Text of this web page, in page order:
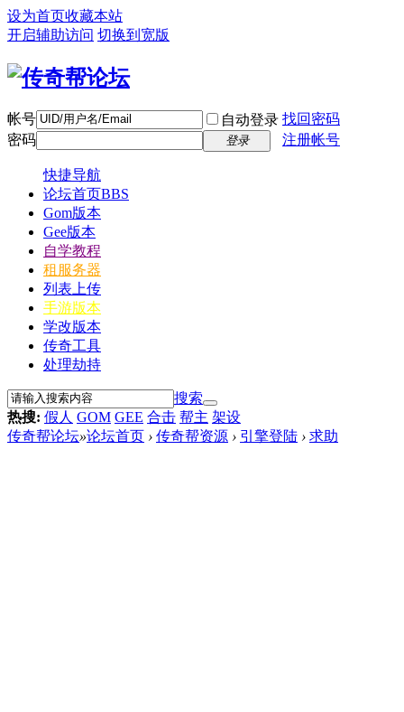
设为首页收藏本站
开启辅助访问 切换到宽版
帐号 自动登录 找回密码
密码
登录 注册帐号
快捷导航
论坛首页BBS
Gom版本
Gee版本
自学教程
租服务器
列表上传
手游版本
学改版本
传奇工具
处理劫持
搜索
热搜: 假人 GOM GEE 合击 帮主 架设
传奇帮论坛»论坛首页 › 传奇帮资源 › 引擎登陆 › 求助